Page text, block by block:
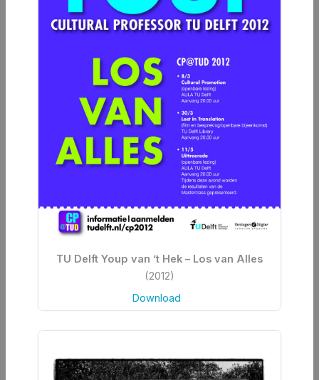
TU Delft Youp van ’t Hek – Los van Alles
(2012)
Download